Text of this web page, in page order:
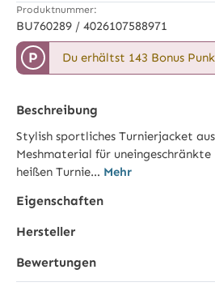
Produktnummer:
BU760289 / 4026107588971
P Du erhältst 143 Bonus
Beschreibung
Stylish sportliches Turnierjacket
Meshmaterial für
heißen Turnie… Mehr
Eigenschaften
Hersteller
Bewertungen